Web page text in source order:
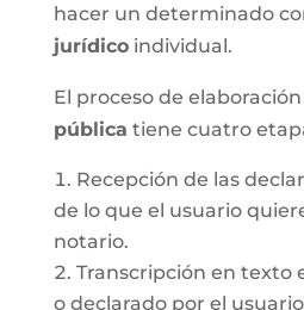
hacer un determinado
jurídicoindividual.
El proceso de
pública tiene cuatro
Recepción de las
de lo que el usuario
notario.
Transcripción en texto
o declarado por el